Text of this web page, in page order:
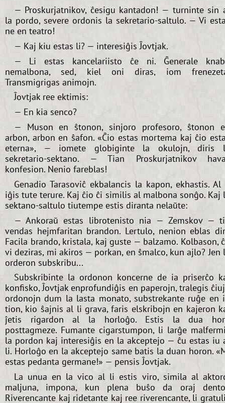
— Proskurjatnikov, ĉesigu kantadon! — turninte sin
la pordo, severe ordonis la sekretario-saltulo. — Vi
ne en teatro!
— Kaj kiu estas li? — interesiĝis Ĵovtjak.
— Li estas kancelariisto ĉe ni. Ĝenerale
nemalbona, sed, kiel oni diras, iom
Transmigrigas animojn.
Ĵovtjak ree ektimis:
— En kia senco?
— Muson en ŝtonon, sinjoro profesoro, ŝtonon
arbon, arbon en ŝafon. «Ĉio estas mortema kaj ĉio
eterna», — iomete globiginte la okulojn, diris
sekretario-sektano. — Tian Proskurjatnikov
konfesion. Nenio fareblas!
Genadio Tarasoviĉ ekbalancis la kapon, ekhastis.
iĝis tute terure. Kaj ĉio ĉi similis al malbona sonĝo. Kaj
sektano-saltulo tiutempe estis diranta nelaŭte:
— Ankoraŭ estas librotenisto nia — Zemskov —
vendas hejmfaritan brandon. Lertulo, nenion eblas
Facila brando, kristala, kaj guste — balzamo. Kolbason,
vi deziras, mi akiros — porkan, en ŝmalco, kun ajlo? Jen
orderon subskribu...
Subskribinte la ordonon koncerne de ia priserĉo
konfisko, Ĵovtjak enprofundiĝis en paperojn, tralegis
ordonojn dum la lasta monato, substrekante ruĝe en
tion, kio ŝajnis al li grava, faris elskribojn en kajeron
ĵetis rigardon al la horloĝo. Estis la dua
posttagmeze. Fumante cigarstumpon, li larĝe
la pordon kaj interesiĝis en la akceptejo — ĉu estas iu
li. Horloĝo en la akceptejo same batis la duan horon.
estas pedanta germane!» — pensis Ĵovtjak.
La unua en la vico al li estis viro, simila al
maljuna, impona, kun plena buŝo da oraj
Riverencante kaj ridetante kaj ree riverencante, li